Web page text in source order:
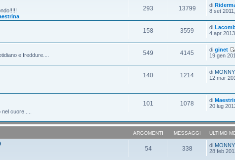
293 13799 di
8 set
158 3559 di
4 apr
e freddure....
549 4145 diginet
19 gen
140 1214 di MONNY
12 mar
cuore.....
101 1078 di
20 lug
ARGOMENTI MESSAGGI ULTIMO
54 338 di MONNY
28 feb